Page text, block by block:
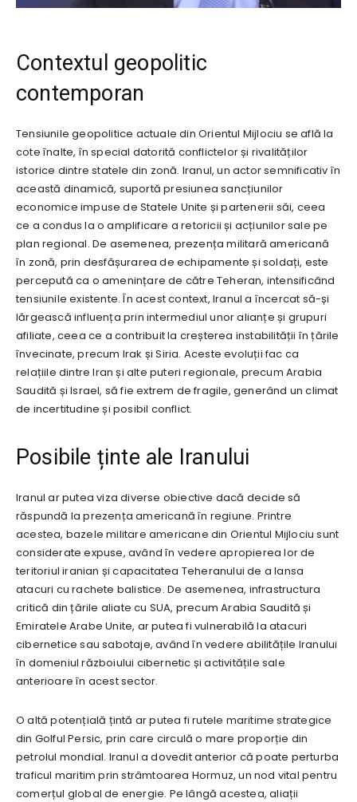
Contextul geopolitic
contemporan
Tensiunile geopolitice actuale din Orientul Mijlociu se află la
cote înalte, în special datorită conflictelor și rivalităților
istorice dintre statele din zonă. Iranul, un actor semnificativ în
această dinamică, suportă presiunea sancțiunilor
economice impuse de Statele Unite și partenerii săi, ceea
ce a condus la o amplificare a retoricii și acțiunilor sale pe
plan regional. De asemenea, prezența militară americană
în zonă, prin desfășurarea de echipamente și soldați, este
percepută ca o amenințare de către Teheran, intensificând
tensiunile existente. În acest context, Iranul a încercat să-și
lărgească influența prin intermediul unor alianțe și grupuri
afiliate, ceea ce a contribuit la creșterea instabilității în țările
învecinate, precum Irak și Siria. Aceste evoluții fac ca
relațiile dintre Iran și alte puteri regionale, precum Arabia
Saudită și Israel, să fie extrem de fragile, generând un climat
de incertitudine și posibil conflict.
Posibile ținte ale Iranului
Iranul ar putea viza diverse obiective dacă decide să
răspundă la prezența americană în regiune. Printre
acestea, bazele militare americane din Orientul Mijlociu sunt
considerate expuse, având în vedere apropierea lor de
teritoriul iranian și capacitatea Teheranului de a lansa
atacuri cu rachete balistice. De asemenea, infrastructura
critică din țările aliate cu SUA, precum Arabia Saudită și
Emiratele Arabe Unite, ar putea fi vulnerabilă la atacuri
cibernetice sau sabotaje, având în vedere abilitățile Iranului
în domeniul războiului cibernetic și activitățile sale
anterioare în acest sector.
O altă potențială țintă ar putea fi rutele maritime strategice
din Golful Persic, prin care circulă o mare proporție din
petrolul mondial. Iranul a dovedit anterior că poate perturba
traficul maritim prin strâmtoarea Hormuz, un nod vital pentru
comerțul global de energie. Pe lângă acestea, aliații